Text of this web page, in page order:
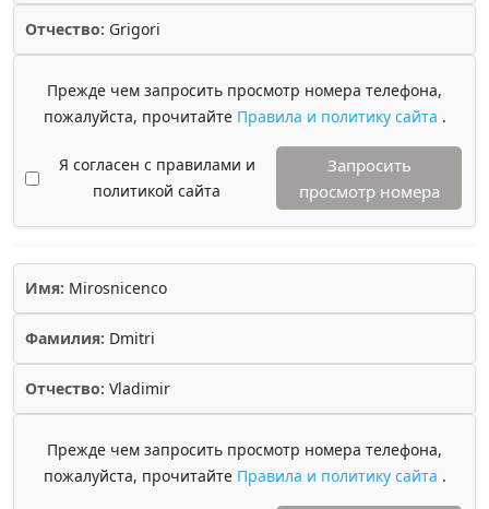
Отчество: Grigori
Прежде чем запросить просмотр номера телефона,
пожалуйста, прочитайте Правила и политику сайта .
Я согласен с правилами и
политикой сайта
Запросить
просмотр номера
Имя: Mirosnicenco
Фамилия: Dmitri
Отчество: Vladimir
Прежде чем запросить просмотр номера телефона,
пожалуйста, прочитайте Правила и политику сайта .